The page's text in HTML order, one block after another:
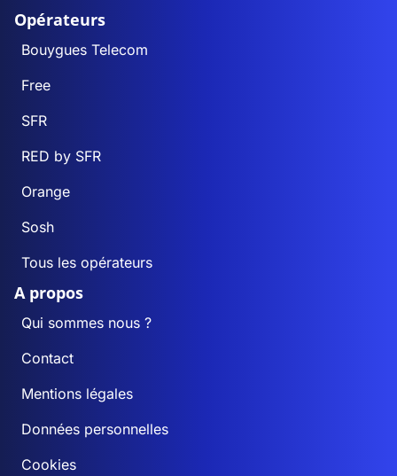
Opérateurs
Bouygues Telecom
Free
SFR
RED by SFR
Orange
Sosh
Tous les opérateurs
A propos
Qui sommes nous ?
Contact
Mentions légales
Données personnelles
Cookies